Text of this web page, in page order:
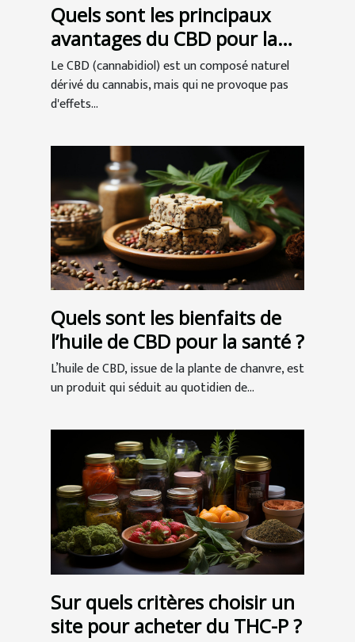
Quels sont les principaux
avantages du CBD pour la
santé ?
Le CBD (cannabidiol) est un composé naturel
dérivé du cannabis, mais qui ne provoque pas
d'effets...
Quels sont les bienfaits de
l’huile de CBD pour la santé ?
L’huile de CBD, issue de la plante de chanvre, est
un produit qui séduit au quotidien de...
Sur quels critères choisir un
site pour acheter du THC-P ?